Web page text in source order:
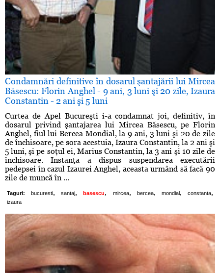
Condamnări definitive în dosarul şantajării lui Mircea
Băsescu: Florin Anghel - 9 ani, 3 luni şi 20 zile, Izaura
Constantin - 2 ani şi 5 luni
Curtea de Apel Bucureşti i-a condamnat joi, definitiv, în
dosarul privind şantajarea lui Mircea Băsescu, pe Florin
Anghel, fiul lui Bercea Mondial, la 9 ani, 3 luni şi 20 de zile
de închisoare, pe sora acestuia, Izaura Constantin, la 2 ani şi
5 luni, şi pe soţul ei, Marius Constantin, la 3 ani şi 10 zile de
închisoare. Instanţa a dispus suspendarea executării
pedepsei în cazul Izaurei Anghel, aceasta urmând să facă 90
zile de muncă în ...
Taguri: bucuresti, santaj, basescu, mircea, bercea, mondial, constanta,
izaura